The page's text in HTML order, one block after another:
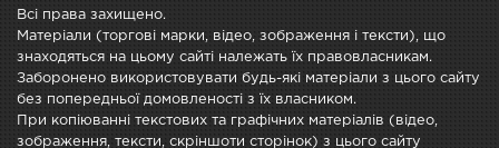
Всі права захищено.
Матеріали (торгові марки, відео, зображення і тексти), що
знаходяться на цьому сайті належать їх правовласникам.
Заборонено використовувати будь-які матеріали з цього сайту
без попередньої домовленості з їх власником.
При копіюванні текстових та графічних матеріалів (відео,
зображення, тексти, скріншоти сторінок) з цього сайту